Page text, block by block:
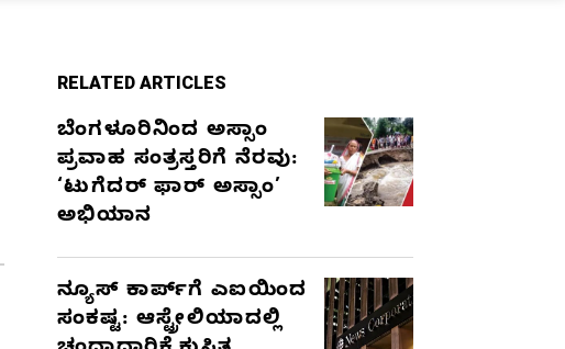
RELATED ARTICLES
ಬೆಂಗಳೂರಿನಿಂದ ಅಸ್ಸಾಂ
ಪ್ರವಾಹ ಸಂತ್ರಸ್ತರಿಗೆ ನೆರವು:
‘ಟುಗೆದರ್ ಫಾರ್ ಅಸ್ಸಾಂ’
ಅಭಿಯಾನ
ನ್ಯೂಸ್ ಕಾರ್ಪ್‌ಗೆ ಎಐಯಿಂದ
ಸಂಕಷ್ಟ: ಆಸ್ಟ್ರೇಲಿಯಾದಲ್ಲಿ